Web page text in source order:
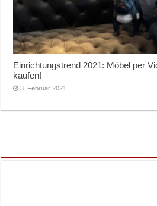
Einrichtungstrend 2021: Möbel per
kaufen!
3. Februar 2021